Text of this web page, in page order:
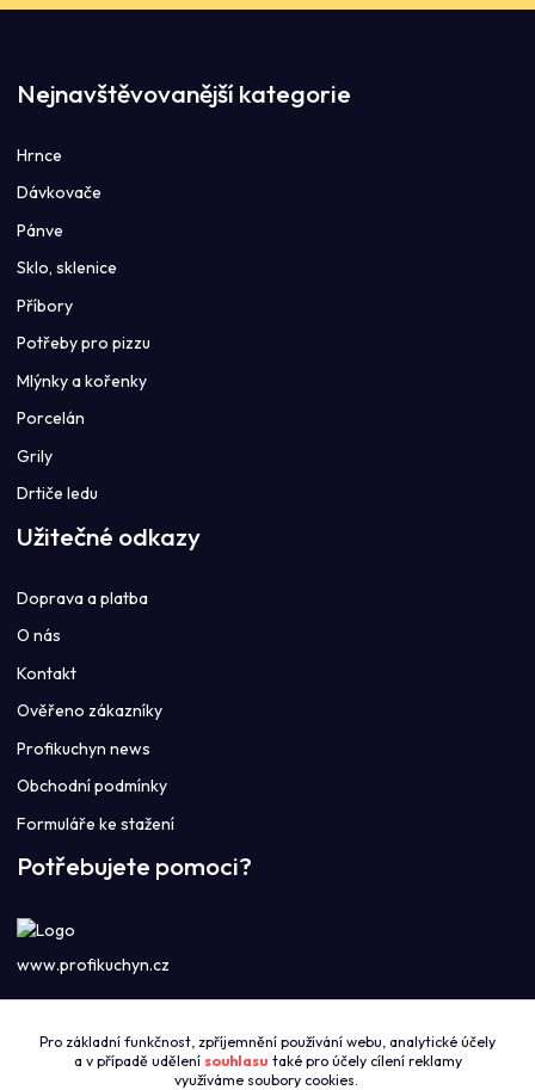
Nejnavštěvovanější kategorie
Hrnce
Dávkovače
Pánve
Sklo, sklenice
Příbory
Potřeby pro pizzu
Mlýnky a kořenky
Porcelán
Grily
Drtiče ledu
Užitečné odkazy
Doprava a platba
O nás
Kontakt
Ověřeno zákazníky
Profikuchyn news
Obchodní podmínky
Formuláře ke stažení
Potřebujete pomoci?
www.profikuchyn.cz
+420774421626
(Po-Pá 8:00-16:00)
Pro základní funkčnost, zpříjemnění používání webu, analytické účely
a v případě udělení souhlasu také pro účely cílení reklamy
využíváme soubory cookies.